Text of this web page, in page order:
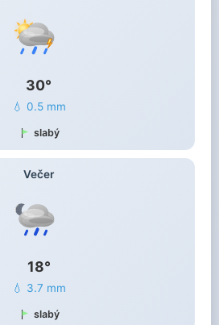
30°
💧 0.5 mm
slabý
Večer
18°
💧 3.7 mm
slabý